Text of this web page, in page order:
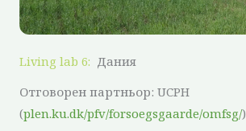
Living lab 6: Дания
Отговорен партньор: UCPH
(plen.ku.dk/pfv/forsoegsgaarde/omfsg/)